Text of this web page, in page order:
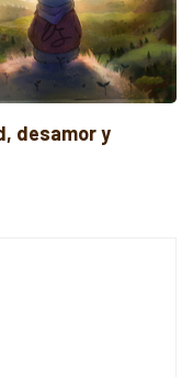
entre reflexión y